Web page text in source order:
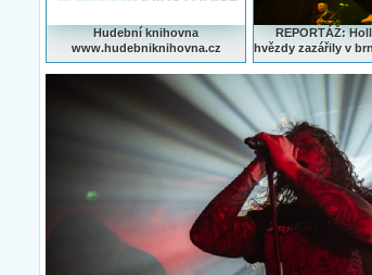
Hudební knihovna
www.hudebniknihovna.cz
REPORTÁŽ:
hvězdy zazářily v